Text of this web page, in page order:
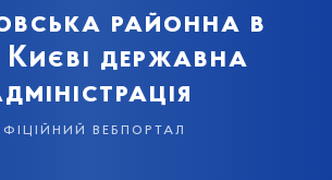
районна в
Києві державна
вебпортал